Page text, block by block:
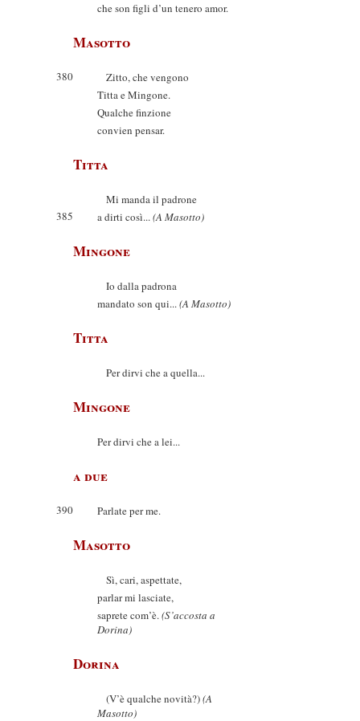
che son figli d’un tenero amor.
Masotto
380
Zitto, che vengono
Titta e Mingone.
Qualche finzione
convien pensar.
Titta
Mi manda il padrone
385
a dirti così...(A Masotto)
Mingone
Io dalla padrona
mandato son qui...(A Masotto)
Titta
Per dirvi che a quella...
Mingone
Per dirvi che a lei...
a due
390 Parlate per me.
Masotto
Sì, cari, aspettate,
parlar mi lasciate,
saprete com’è.(S’accosta a
Dorina)
Dorina
(V’è qualche novità?)(A
Masotto)